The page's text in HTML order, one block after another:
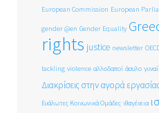
European Commission European
gender @en Gender Equality
rights justice newsletter
tackling violence αλλοδαποί άσυλο
Διακρίσεις στην αγορά εργασίας
Ευάλωτες Κοινωνικά Ομάδες ιθαγένεια